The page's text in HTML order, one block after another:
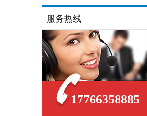
服务热线
17766358885